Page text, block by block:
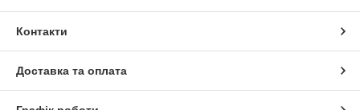
Контакти
Доставка та оплата